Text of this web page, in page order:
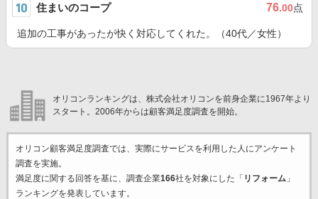
住まいのコープ 76.00点
追加の工事があったが快く対応してくれた。（40代／女性）
オリコンランキングは、株式会社オリコンを前身企業に1967年より
スタート。2006年からは顧客満足度調査を開始。
オリコン顧客満足度調査では、実際にサービスを利用した 人にアンケート
調査を実施。
満足度に関する回答を基に、調査企業166社を対象にした「 リフォーム」
ランキングを発表しています。